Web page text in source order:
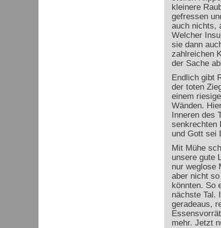
kleinere
gefressen
auch nichts,
Welcher
sie dann
zahlreichen
der Sache
Endlich gibt
der toten
einem
Wänden.
Inneren des
senkrechten
und Gott sei
Mit Mühe
unsere gute
nur weglose
aber nicht
könnten. So
nächste Tal.
geradeaus,
mehr. Jetzt